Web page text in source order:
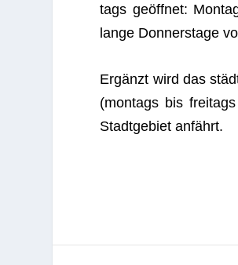
tags geöff­net:
lange Don­ners­tage
Ergänzt wird das
(mon­tags bis
Stadt­ge­biet anfährt.